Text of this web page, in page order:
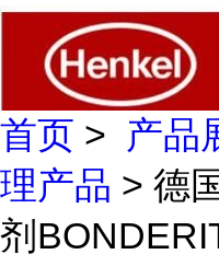
首页 > 产品
理产品 > 德
剂